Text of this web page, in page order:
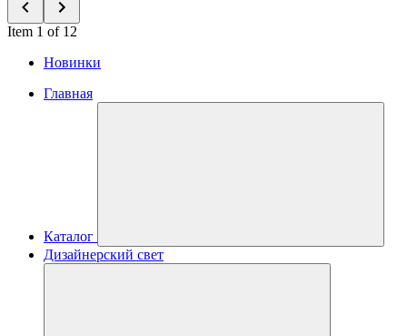
Item 1 of 12
Новинки
Главная
Каталог
Дизайнерский свет